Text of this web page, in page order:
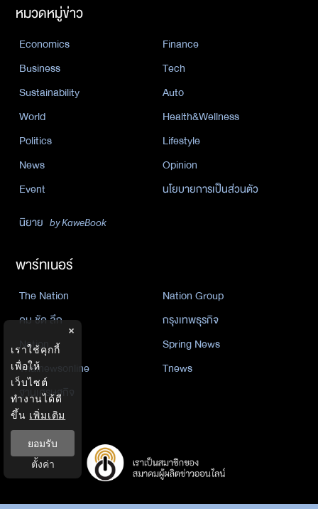
หมวดหมู่ข่าว
Economics
Finance
Business
Tech
Sustainability
Auto
World
Health&Wellness
Politics
Lifestyle
News
Opinion
Event
นโยบายการเป็นส่วนตัว
นิยาย by KaweBook
พาร์ทเนอร์
The Nation
Nation Group
คม ชัด ลึก
กรุงเทพธุรกิจ
Nation
Spring News
Thainewsonline
Tnews
ฐานเศรษฐกิจ
×
เราใช้คุกกี้
เพื่อให้
เว็บไซต์
ทำงานได้ดี
ขึ้น เพิ่มเติม
ยอมรับ
ตั้งค่า